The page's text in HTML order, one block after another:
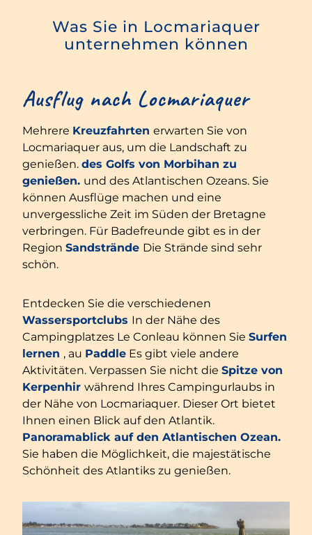
Was Sie in Locmariaquer
unternehmen können
Ausflug nach Locmariaquer
Mehrere Kreuzfahrten erwarten Sie von
Locmariaquer aus, um die Landschaft zu
genießen. des Golfs von Morbihan zu
genießen. und des Atlantischen Ozeans. Sie
können Ausflüge machen und eine
unvergessliche Zeit im Süden der Bretagne
verbringen. Für Badefreunde gibt es in der
Region Sandstrände Die Strände sind sehr
schön.
Entdecken Sie die verschiedenen
Wassersportclubs In der Nähe des
Campingplatzes Le Conleau können Sie Surfen
lernen , au Paddle Es gibt viele andere
Aktivitäten. Verpassen Sie nicht die Spitze von
Kerpenhir während Ihres Campingurlaubs in
der Nähe von Locmariaquer. Dieser Ort bietet
Ihnen einen Blick auf den Atlantik.
Panoramablick auf den Atlantischen Ozean.
Sie haben die Möglichkeit, die majestätische
Schönheit des Atlantiks zu genießen.